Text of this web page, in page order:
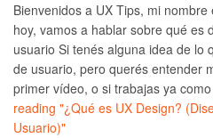
Bienvenidos a UX Tips, mi
hoy, vamos a hablar sobre qué es
usuario Si tenés alguna idea de lo
de usuario, pero querés entender
primer vídeo, o si trabajas ya
reading "¿Qué es UX Design?
Usuario)"